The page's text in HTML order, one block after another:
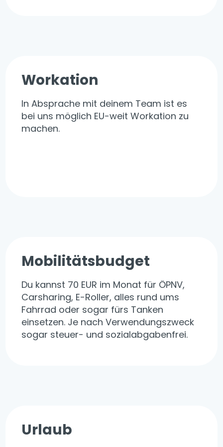
Workation
In Absprache mit deinem Team ist es
bei uns möglich EU-weit Workation zu
machen.
Mobilitätsbudget
Du kannst 70 EUR im Monat für ÖPNV,
Carsharing, E-Roller, alles rund ums
Fahrrad oder sogar fürs Tanken
einsetzen. Je nach Verwendungszweck
sogar steuer- und sozialabgabenfrei.
Urlaub